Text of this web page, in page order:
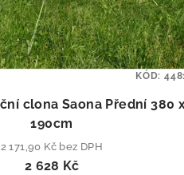
clona Saona Přední 380
190cm
2 171,90 Kč bez DPH
2 628 Kč
KÓD: